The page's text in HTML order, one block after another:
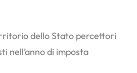
dello Stato percettori
nell’anno di imposta